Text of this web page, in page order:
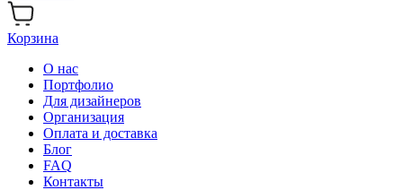
Корзина
О нас
Портфолио
Для дизайнеров
Организация
Оплата и доставка
Блог
FAQ
Контакты